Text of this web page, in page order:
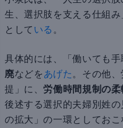
生、選択肢を支える仕組
として いる 。
具体的には、「働いても
廃などを あげた 。その他
提」に、労働時間規制の
後述する選択的夫婦別姓
の拡大」の一環としておこ